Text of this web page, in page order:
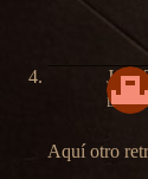
José
Aquí otro